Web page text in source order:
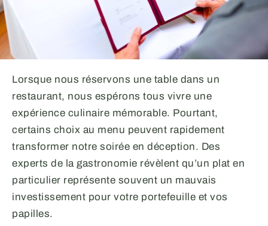
Lorsque nous réservons une table dans un
restaurant, nous espérons tous vivre une
expérience culinaire mémorable. Pourtant,
certains choix au menu peuvent rapidement
transformer notre soirée en déception. Des
experts de la gastronomie révèlent qu’un plat en
particulier représente souvent un mauvais
investissement pour votre portefeuille et vos
papilles.